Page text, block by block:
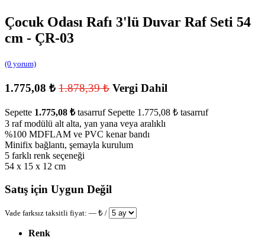
Çocuk Odası Rafı 3'lü Duvar Raf Seti 54
cm - ÇR-03
(0 yorum)
1.775,08 ₺ 1.878,39₺ Vergi Dahil
Sepette 1.775,08 ₺ tasarruf Sepette 1.775,08 ₺ tasarruf
3 raf modülü alt alta, yan yana veya aralıklı
%100 MDFLAM ve PVC kenar bandı
Minifix bağlantı, şemayla kurulum
5 farklı renk seçeneği
54 x 15 x 12 cm
Satış için Uygun Değil
Vade farksız taksitli fiyat: — ₺ /
Renk